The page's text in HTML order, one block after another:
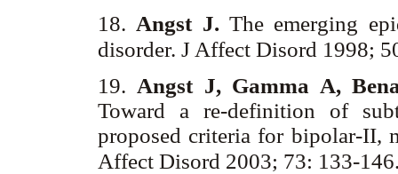
18. Angst J. The emerging
disorder. J Affect Disord 1998;
19. Angst J, Gamma A,
Toward a re-definition of
proposed criteria for bipolar-II,
Affect Disord 2003; 73: 133-